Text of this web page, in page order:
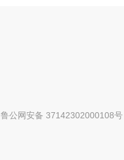
鲁公网安备 37142302000108号